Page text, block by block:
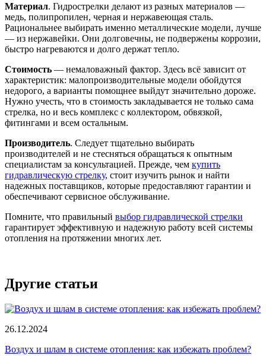
Материал. Гидрострелки делают из разных материалов —
медь, полипропилен, черная и нержавеющая сталь.
Рациональнее выбирать именно металлические модели, лучше
— из нержавейки. Они долговечны, не подвержены коррозии,
быстро нагреваются и долго держат тепло.
Стоимость — немаловажный фактор. Здесь всё зависит от
характеристик: малопроизводительные модели обойдутся
недорого, а варианты помощнее выйдут значительно дороже.
Нужно учесть, что в стоимость закладывается не только сама
стрелка, но и весь комплекс с коллектором, обвязкой,
фитингами и всем остальным.
Производитель. Следует тщательно выбирать
производителей и не стесняться обращаться к опытным
специалистам за консультацией. Прежде, чем купить
гидравлическую стрелку, стоит изучить рынок и найти
надежных поставщиков, которые предоставляют гарантии и
обеспечивают сервисное обслуживание.
Помните, что правильный выбор гидравлической стрелки
гарантирует эффективную и надежную работу всей системы
отопления на протяжении многих лет.
Другие статьи
26.12.2024
Воздух и шлам в системе отопления: как избежать проблем?